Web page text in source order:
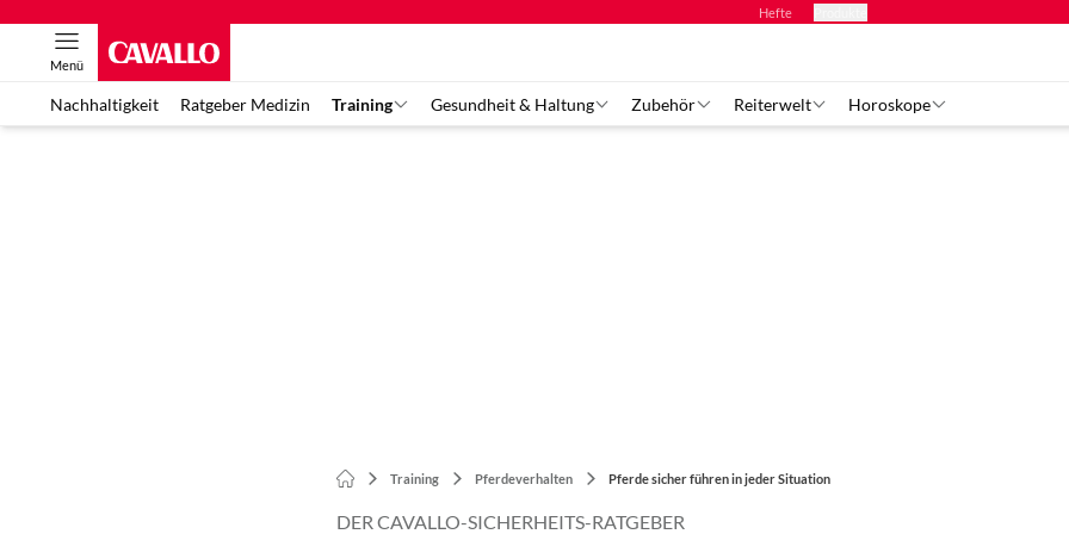
Hefte
Menü
Nachhaltigkeit Ratgeber Medizin Training Gesundheit & Haltung Zubehör Reiterwelt Horoskope
Training Pferdeverhalten Pferde sicher führen in jeder Situation
DER CAVALLO-SICHERHEITS-RATGEBER